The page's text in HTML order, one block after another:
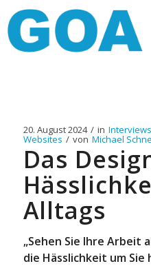
20. August 2024 / in Interviews
Websites / von Michael
Das
Alltags
„Sehen Sie Ihre Arbeit
die Hässlichkeit um Sie